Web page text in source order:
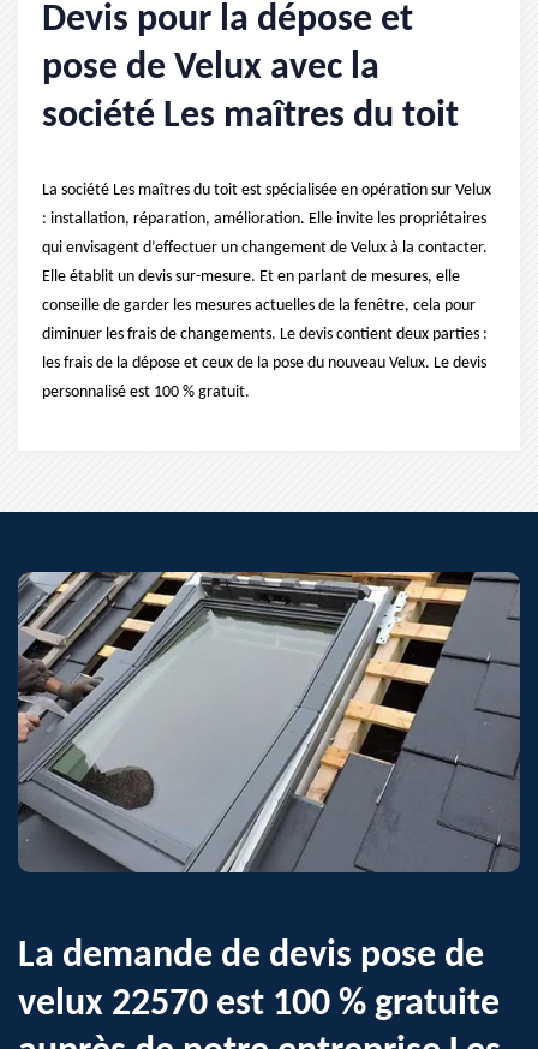
Devis pour la dépose et
pose de Velux avec la
société Les maîtres du toit
La société Les maîtres du toit est spécialisée en opération sur Velux
: installation, réparation, amélioration. Elle invite les propriétaires
qui envisagent d’effectuer un changement de Velux à la contacter.
Elle établit un devis sur-mesure. Et en parlant de mesures, elle
conseille de garder les mesures actuelles de la fenêtre, cela pour
diminuer les frais de changements. Le devis contient deux parties :
les frais de la dépose et ceux de la pose du nouveau Velux. Le devis
personnalisé est 100 % gratuit.
La demande de devis pose de
velux 22570 est 100 % gratuite